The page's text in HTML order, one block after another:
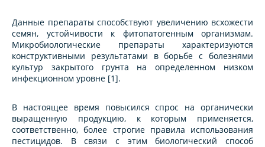
Данные препараты способствуют увеличению всхожести
семян, устойчивости к фитопатогенным организмам.
Микробиологические препараты характеризуются
конструктивными результатами в борьбе с болезнями
культур закрытого грунта на определенном низком
инфекционном уровне [1].
В настоящее время повысился спрос на органически
выращенную продукцию, к которым применяется,
соответственно, более строгие правила использования
пестицидов. В связи с этим биологический способ